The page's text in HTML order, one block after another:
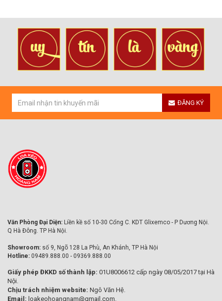
ĐĂNG KÝ
Văn Phòng Đại Diện: Liền kề số 10-30 Cổng C. KDT Glixemco - P Dương Nội.
Q Hà Đông. TP Hà Nội.
Showroom: số 9, Ngõ 128 La Phù, An Khánh, TP Hà Nội
Hotline: 09489.888.00 - 09369.888.00
Giấy phép ĐKKD số thành lập: 01U8006612 cấp ngày 08/05/2017 tại Hà
Nội.
Chịu trách nhiệm website: Ngô Văn Hệ.
Email: loakeohoangnam@gmail.com.